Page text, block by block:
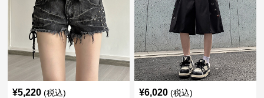
¥5,220 (税込) ¥6,020 (税込)